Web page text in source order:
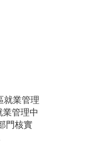
就業管理
管理中
門核實